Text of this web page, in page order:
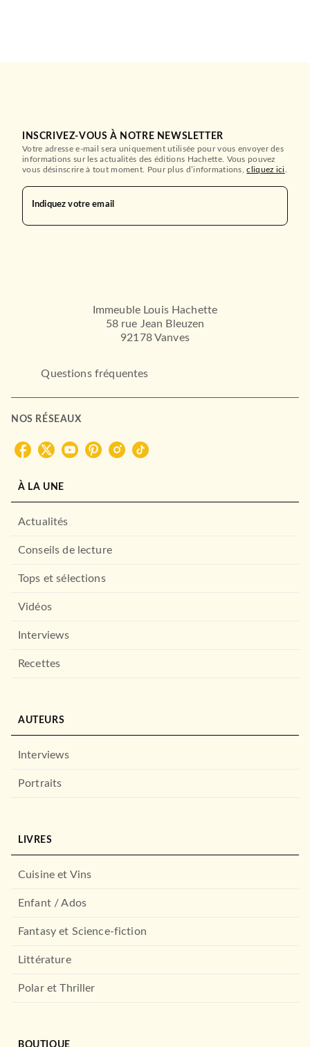
INSCRIVEZ-VOUS À NOTRE NEWSLETTER
Votre adresse e-mail sera uniquement utilisée pour vous envoyer des
informations sur les actualités des éditions Hachette. Vous pouvez
vous désinscrire à tout moment. Pour plus d’informations,cliquez ici
Indiquez votre email
Immeuble Louis Hachette
58 rue Jean Bleuzen
92178 Vanves
Questions fréquentes
NOS RÉSEAUX
À LA UNE
Actualités
Conseils de lecture
Tops et sélections
Vidéos
Interviews
Recettes
AUTEURS
Interviews
Portraits
LIVRES
Cuisine et Vins
Enfant / Ados
Fantasy et Science-fiction
Littérature
Polar et Thriller
BOUTIQUE